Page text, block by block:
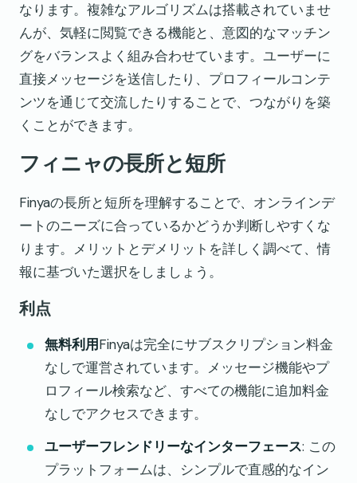
なります。複雑なアルゴリズムは搭載されていませ
んが、気軽に閲覧できる機能と、意図的なマッチン
グをバランスよく組み合わせています。ユーザーに
直接メッセージを送信したり、プロフィールコンテ
ンツを通じて交流したりすることで、つながりを築
くことができます。
フィニャの長所と短所
Finyaの長所と短所を理解することで、オンラインデ
ートのニーズに合っているかどうか判断しやすくな
ります。メリットとデメリットを詳しく調べて、情
報に基づいた選択をしましょう。
利点
無料利用Finyaは完全にサブスクリプション料金
なしで運営されています。メッセージ機能やプ
ロフィール検索など、すべての機能に追加料金
なしでアクセスできます。
ユーザーフレンドリーなインターフェース: この
プラットフォームは、シンプルで直感的なイン